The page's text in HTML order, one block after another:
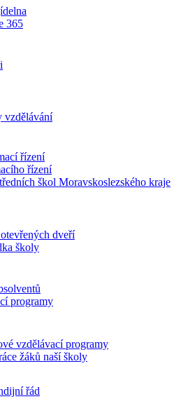
365
vzdělávání
řízení
řízení
škol Moravskoslezského kraje
dveří
školy
programy
vzdělávací programy
žáků naší školy
řád